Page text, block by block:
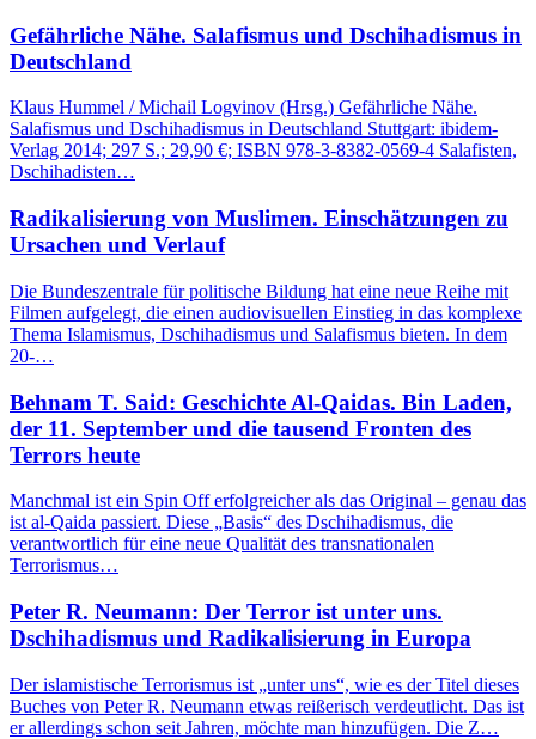
Gefährliche Nähe. Salafismus und Dschihadismus in
Deutschland
Klaus Hummel / Michail Logvinov (Hrsg.) Gefährliche Nähe.
Salafismus und Dschihadismus in Deutschland Stuttgart: ibidem-
Verlag 2014; 297 S.; 29,90 €; ISBN 978-3-8382-0569-4 Salafisten,
Dschihadisten…
Radikalisierung von Muslimen. Einschätzungen zu
Ursachen und Verlauf
Die Bundeszentrale für politische Bildung hat eine neue Reihe mit
Filmen aufgelegt, die einen audiovisuellen Einstieg in das komplexe
Thema Islamismus, Dschihadismus und Salafismus bieten. In dem
20-…
Behnam T. Said: Geschichte Al-Qaidas. Bin Laden,
der 11. September und die tausend Fronten des
Terrors heute
Manchmal ist ein Spin Off erfolgreicher als das Original – genau das
ist al-Qaida passiert. Diese „Basis“ des Dschihadismus, die
verantwortlich für eine neue Qualität des transnationalen
Terrorismus…
Peter R. Neumann: Der Terror ist unter uns.
Dschihadismus und Radikalisierung in Europa
Der islamistische Terrorismus ist „unter uns“, wie es der Titel dieses
Buches von Peter R. Neumann etwas reißerisch verdeutlicht. Das ist
er allerdings schon seit Jahren, möchte man hinzufügen. Die Z…